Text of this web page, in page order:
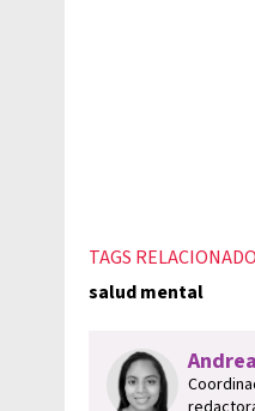
TAGS
salud mental